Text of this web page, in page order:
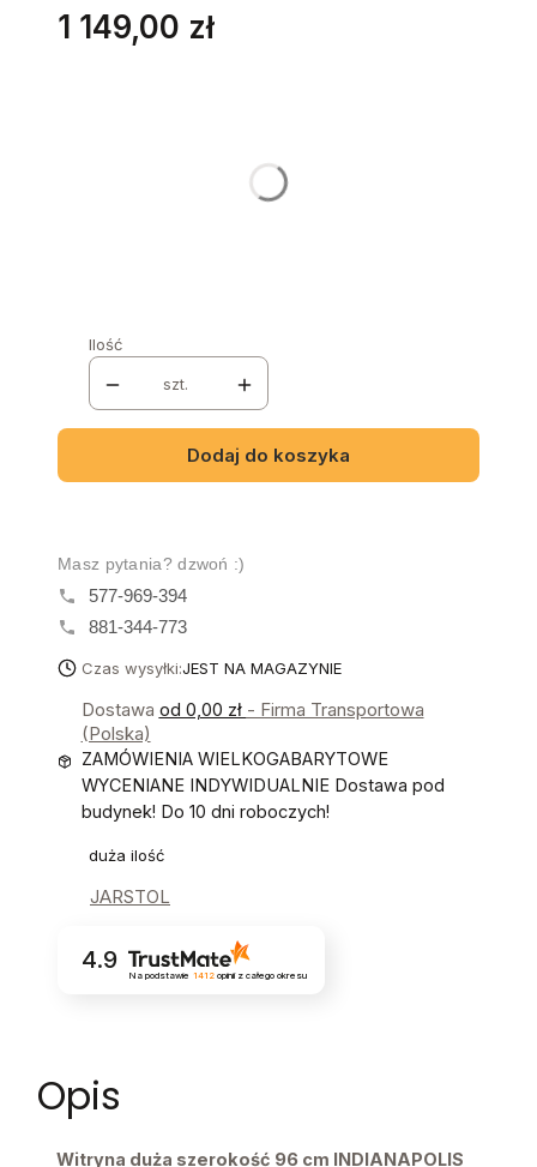
Cena
1 149,00 zł
Ilość
szt.
Dodaj do koszyka
Masz pytania? dzwoń :)
577-969-394
881-344-773
Czas wysyłki:JEST NA MAGAZYNIE
Dostawa od 0,00 zł - Firma Transportowa
(Polska)
ZAMÓWIENIA WIELKOGABARYTOWE
WYCENIANE INDYWIDUALNIE Dostawa pod
budynek! Do 10 dni roboczych!
duża ilość
JARSTOL
4.9
Na podstawie 1412opinii z całego okresu
Opis
Witryna duża szerokość 96 cm INDIANAPOLIS